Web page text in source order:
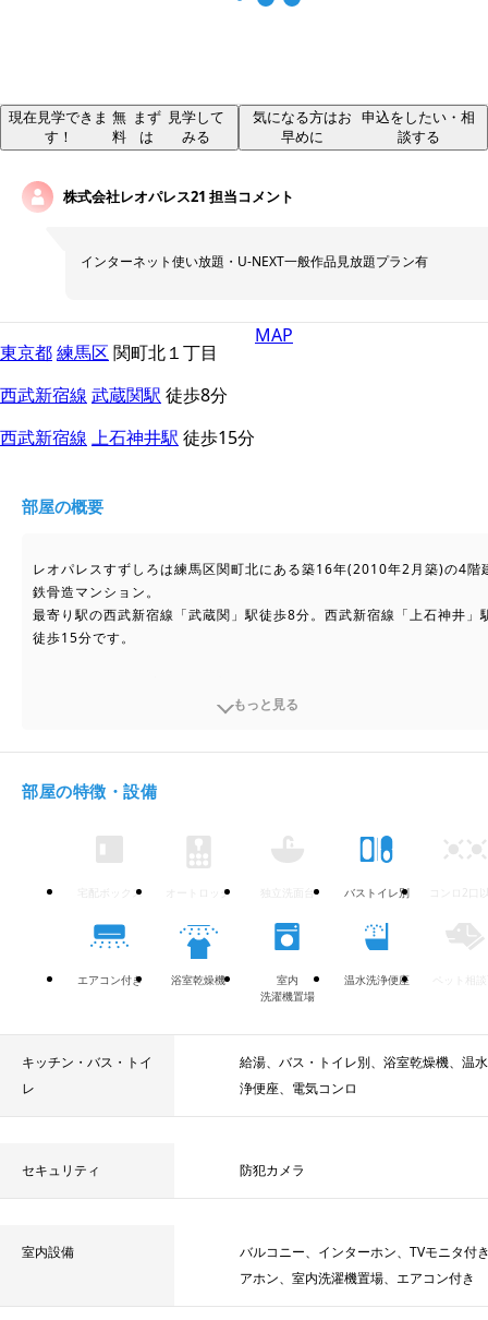
現在見学できま
す！
無
料
まず
は
見学して
みる
気になる方はお
早めに
申込をしたい・相
談する
株式会社レオパレス21 担当コメント
インターネット使い放題・U-NEXT一般作品見放題プラン有
東京都練馬区関町北１丁目
西武新宿線武蔵関駅徒歩8分
西武新宿線上石神井駅徒歩15分
MAP
部屋の概要
レオパレスすずしろは練馬区関町北にある築16年(2010年2月築)の4階
鉄骨造マンション。
最寄り駅の西武新宿線「武蔵関」駅徒歩8分。西武新宿線「上石神井」
徒歩15分です。
はお気軽にお問合わせください。
お部屋は1K、広さは19.87㎡。居住スペースと、キッチンスペースを分
敷金なし・仲介手数料無料で、初期費用の負担を軽減し、新生活をスム
基本設備のバストイレ別・エアコン完備で安心。
忙しい方に人気の浴室乾燥機完備。
こちらのお部屋は、即入居可能です。お引越しをお急ぎの方、必見で
もっと見る
部屋の特徴・設備
宅配ボックス オートロック 独立洗面台 バストイレ別 コンロ2口
エアコン付き 浴室乾燥機
室内
洗濯機置場
温水洗浄便座
キッチン・バス・トイ
レ
給湯、バス・トイレ別、浴室乾燥機、温
浄便座、電気コンロ
セキュリティ 防犯カメラ
室内設備
バルコニー、インターホン、TVモニタ付
アホン、室内洗濯機置場、エアコン付き